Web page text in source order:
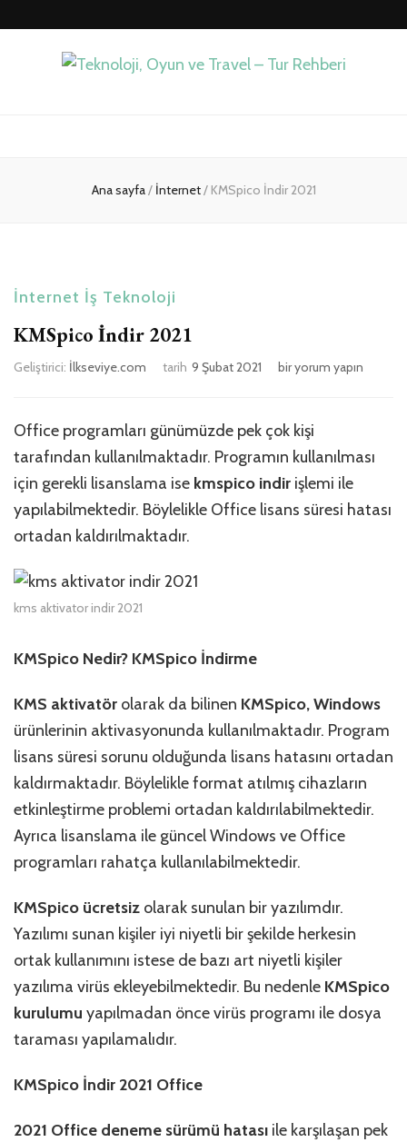
Ana sayfa/ İnternet/ KMSpico İndir 2021
İnternet İş Teknoloji
KMSpico İndir 2021
Geliştirici: İlkseviye.com tarih 9 Şubat 2021
KMSpico
için
bir yorum yapın
Office programları günümüzde pek çok kişi
tarafından kullanılmaktadır. Programın kullanılması
için gerekli lisanslama ise kmspico indir işlemi ile
yapılabilmektedir. Böylelikle Office lisans süresi hatası
ortadan kaldırılmaktadır.
kms aktivator indir 2021
KMSpico Nedir? KMSpico İndirme
KMS aktivatör olarak da bilinen KMSpico, Windows
ürünlerinin aktivasyonunda kullanılmaktadır. Program
lisans süresi sorunu olduğunda lisans hatasını ortadan
kaldırmaktadır. Böylelikle format atılmış cihazların
etkinleştirme problemi ortadan kaldırılabilmektedir.
Ayrıca lisanslama ile güncel Windows ve Office
programları rahatça kullanılabilmektedir.
KMSpico ücretsiz olarak sunulan bir yazılımdır.
Yazılımı sunan kişiler iyi niyetli bir şekilde herkesin
ortak kullanımını istese de bazı art niyetli kişiler
yazılıma virüs ekleyebilmektedir. Bu nedenle KMSpico
kurulumu yapılmadan önce virüs programı ile dosya
taraması yapılamalıdır.
KMSpico İndir 2021 Office
2021 Office deneme sürümü hatası ile karşılaşan pek